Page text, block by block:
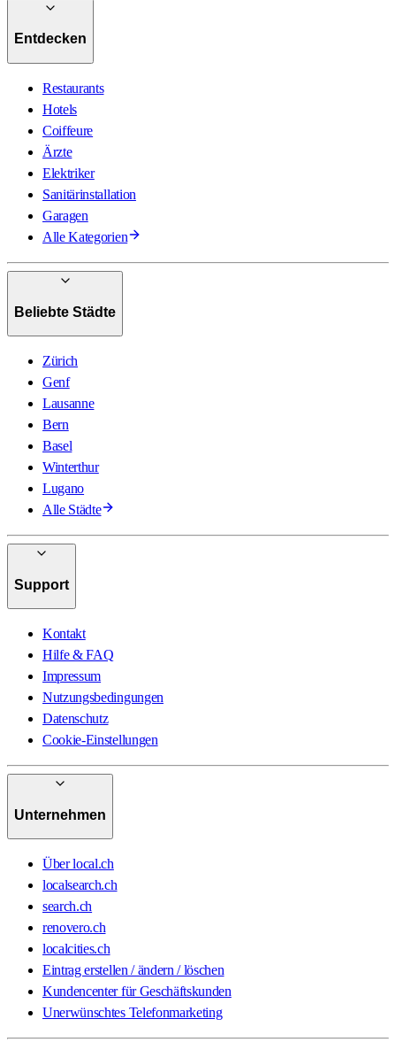
Entdecken
Restaurants
Hotels
Coiffeure
Ärzte
Elektriker
Sanitärinstallation
Garagen
Alle Kategorien
Beliebte Städte
Zürich
Genf
Lausanne
Bern
Basel
Winterthur
Lugano
Alle Städte
Support
Kontakt
Hilfe & FAQ
Impressum
Nutzungsbedingungen
Datenschutz
Cookie-Einstellungen
Unternehmen
Über local.ch
localsearch.ch
search.ch
renovero.ch
localcities.ch
Eintrag erstellen / ändern / löschen
Kundencenter für Geschäftskunden
Unerwünschtes Telefonmarketing